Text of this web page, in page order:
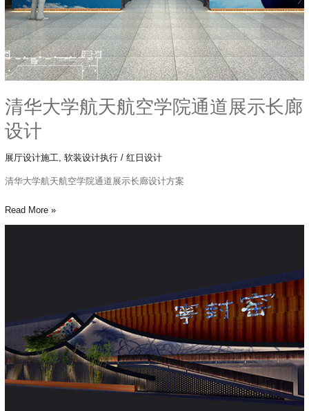
清华大学航天航空学院通道展示长廊
设计
展厅设计施工, 软装设计执行/ 红日设计
清华大学航天航空学院通道展示长廊设计方案
院
通
道
展
示
廊
设
计
Read More »
计